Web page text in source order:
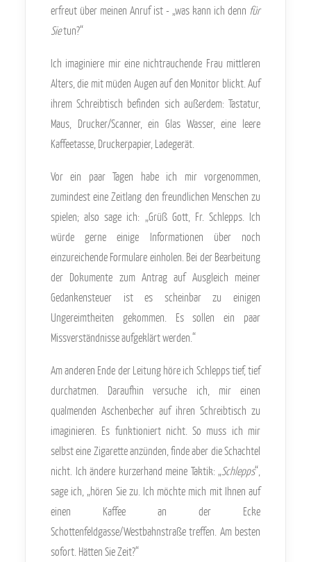
erfreut über meinen Anruf ist - „was kann ich denn für
Sietun?“
Ich imaginiere mir eine nichtrauchende Frau mittleren
Alters, die mit müden Augen auf den Monitor blickt. Auf
ihrem Schreibtisch befinden sich außerdem: Tastatur,
Maus, Drucker/Scanner, ein Glas Wasser, eine leere
Kaffeetasse, Druckerpapier, Ladegerät.
Vor ein paar Tagen habe ich mir vorgenommen,
zumindest eine Zeitlang den freundlichen Menschen zu
spielen; also sage ich: „Grüß Gott, Fr. Schlepps. Ich
würde gerne einige Informationen über noch
einzureichende Formulare einholen. Bei der Bearbeitung
der Dokumente zum Antrag auf Ausgleich meiner
Gedankensteuer ist es scheinbar zu einigen
Ungereimtheiten gekommen. Es sollen ein paar
Missverständnisse aufgeklärt werden.“
Am anderen Ende der Leitung höre ich Schlepps tief, tief
durchatmen. Daraufhin versuche ich, mir einen
qualmenden Aschenbecher auf ihren Schreibtisch zu
imaginieren. Es funktioniert nicht. So muss ich mir
selbst eine Zigarette anzünden, finde aber die Schachtel
nicht. Ich ändere kurzerhand meine Taktik: „Schlepps“,
sage ich, „hören Sie zu. Ich möchte mich mit Ihnen auf
einen Kaffee an der Ecke
Schottenfeldgasse/Westbahnstraße treffen. Am besten
sofort. Hätten Sie Zeit?“